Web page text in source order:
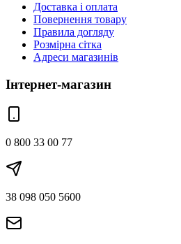
Доставка і оплата
Повернення товару
Правила догляду
Розмірна сітка
Адреси магазинів
Інтернет-магазин
0 800 33 00 77
38 098 050 5600